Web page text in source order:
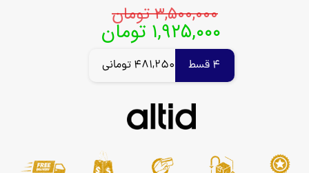
۳,۵۰۰,۰۰۰ تومان
۱,۹۲۵,۰۰۰ تومان
4 قسط 481,250 تومانی